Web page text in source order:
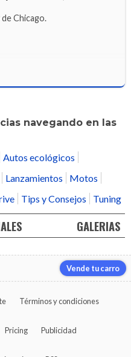
Chicago.
navegando en las
Autos ecológicos
Lanzamientos
Motos
Tips y Consejos Tuning
GALERIAS
Vende tu carro
Términos y condiciones
Pricing Publicidad